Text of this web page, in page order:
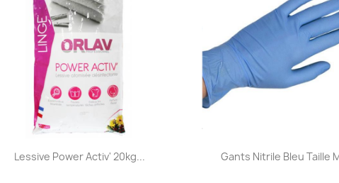
Aperçu rapide
Lessive Power Activ' 20kg... Aperçu rapide
Gants Nitrile Bleu Taille